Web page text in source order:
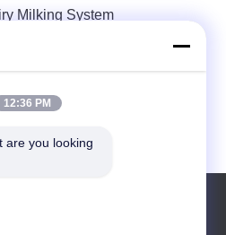
Milking System
DL01 Milking Machine
Solution for Your
Sie uns jetzt
12:36 PM
are you looking